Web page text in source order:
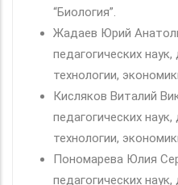
“Биология”.
Жадаев Юрий
педагогических
технологии,
Кисляков Виталий
педагогических
технологии,
Пономарева Юлия
педагогических